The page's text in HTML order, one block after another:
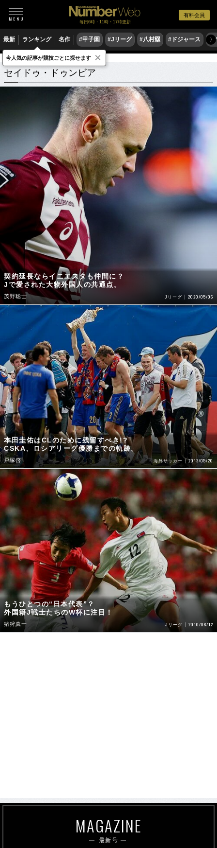
有料会員
毎日6時・11時・17時更新
最新 ランキング 名作 #甲子園 #Jリーグ #八村塁 #ドジャース #
〉
セイドゥ・ドゥンビア 関連記事
セイドゥ・ドゥンビア
契約延長ならイニエスタも仲間に？
Jで愛された大物外国人の共通点。
茂野聡士 Jリーグ 2020/05/06
本田圭佑はCLのために残留すべき!?
CSKA、ロシアリーグ優勝までの軌跡。
戸塚啓 海外サッカー 2013/05/20
もうひとつの“日本代表”？
外国籍J戦士たちのW杯に注目！
猪狩真一 Jリーグ 2010/06/12
MAGAZINE
最新号
今人気の記事が競技ごとに探せます ×